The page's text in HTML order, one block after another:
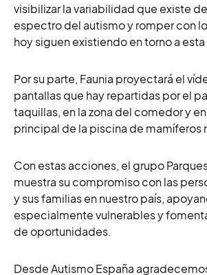
visibilizar la variabilidad que existe
espectro del autismo y romper con
hoy siguen existiendo en torno a
Por su parte, Faunia proyectará el
pantallas que hay repartidas por el
taquillas, en la zona del comedor y
principal de la piscina de mamíferos
Con estas acciones, el grupo
muestra su compromiso con las
y sus familias en nuestro país,
especialmente vulnerables y
de oportunidades.
Desde Autismo España